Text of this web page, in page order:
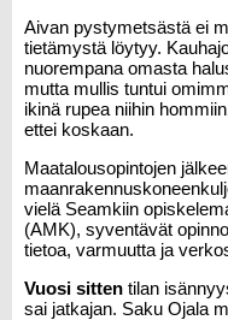
Aivan pystymetsästä ei
tietämystä löytyy.
nuorempana omasta
mutta mullis tuntui
ikinä rupea niihin
ettei koskaan.
Maatalousopintojen
vielä Seamkiin
(AMK), syventävät
tietoa, varmuutta ja
Vuosi sitten tilan
sai jatkajan. Saku Ojala